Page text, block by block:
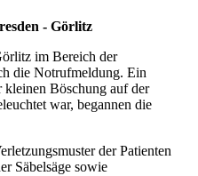
- Görlitz
im Bereich der
die Notrufmeldung. Ein
kleinen Böschung auf der
war, begannen die
der Patienten
Säbelsäge sowie